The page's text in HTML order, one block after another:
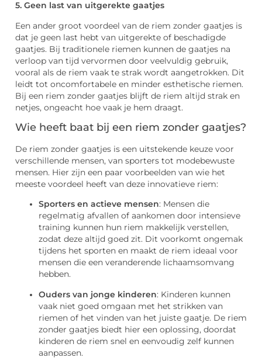
5. Geen last van uitgerekte gaatjes
Een ander groot voordeel van de riem zonder gaatjes is
dat je geen last hebt van uitgerekte of beschadigde
gaatjes. Bij traditionele riemen kunnen de gaatjes na
verloop van tijd vervormen door veelvuldig gebruik,
vooral als de riem vaak te strak wordt aangetrokken. Dit
leidt tot oncomfortabele en minder esthetische riemen.
Bij een riem zonder gaatjes blijft de riem altijd strak en
netjes, ongeacht hoe vaak je hem draagt.
Wie heeft baat bij een riem zonder gaatjes?
De riem zonder gaatjes is een uitstekende keuze voor
verschillende mensen, van sporters tot modebewuste
mensen. Hier zijn een paar voorbeelden van wie het
meeste voordeel heeft van deze innovatieve riem:
Sporters en actieve mensen: Mensen die
regelmatig afvallen of aankomen door intensieve
training kunnen hun riem makkelijk verstellen,
zodat deze altijd goed zit. Dit voorkomt ongemak
tijdens het sporten en maakt de riem ideaal voor
mensen die een veranderende lichaamsomvang
hebben.
Ouders van jonge kinderen: Kinderen kunnen
vaak niet goed omgaan met het strikken van
riemen of het vinden van het juiste gaatje. De riem
zonder gaatjes biedt hier een oplossing, doordat
kinderen de riem snel en eenvoudig zelf kunnen
aanpassen.